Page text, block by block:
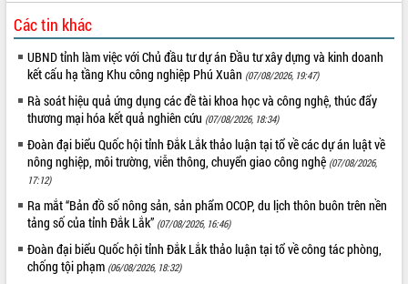
tầng kỹ thuật Cụm công nghiệp Tân
Tiến
Gặp mặt các cơ quan báo chí nhân Kỷ
niệm 101 năm Ngày Báo chí Cách
mạng Việt Nam
Đắk Lắk sơ kết 4 năm triển khai thực
hiện Đề án 06 của Chính phủ
Họp báo thông tin về Hội nghị Công bố
Quy hoạch và Xúc tiến đầu tư tỉnh Đắk
Lắk
Khơi thông điểm nghẽn, đẩy nhanh
giải ngân vốn khắc phục thiên tai
HĐND tỉnh thông qua điều chỉnh Quy
hoạch tỉnh thời kỳ 2021-2030
Các tin khác
UBND tỉnh làm việc với Chủ đầu tư dự án Đầu tư xây dựng và kinh doanh
kết cấu hạ tầng Khu công nghiệp Phú Xuân (07/08/2026, 19:47)
Rà soát hiệu quả ứng dụng các đề tài khoa học và công nghệ, thúc đẩy
thương mại hóa kết quả nghiên cứu (07/08/2026, 18:34)
Đoàn đại biểu Quốc hội tỉnh Đắk Lắk thảo luận tại tổ về các dự án luật về
nông nghiệp, môi trường, viễn thông, chuyển giao công nghệ (07/08/2026,
17:12)
Ra mắt “Bản đồ số nông sản, sản phẩm OCOP, du lịch thôn buôn trên nền
tảng số của tỉnh Đắk Lắk” (07/08/2026, 16:46)
Đoàn đại biểu Quốc hội tỉnh Đắk Lắk thảo luận tại tổ về công tác phòng,
chống tội phạm (06/08/2026, 18:32)